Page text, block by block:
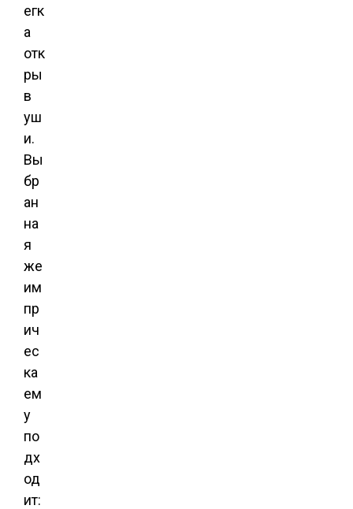
егк
а
отк
ры
в
уш
и.
Вы
бр
ан
на
я
же
им
пр
ич
ес
ка
ем
у
по
дх
од
ит: